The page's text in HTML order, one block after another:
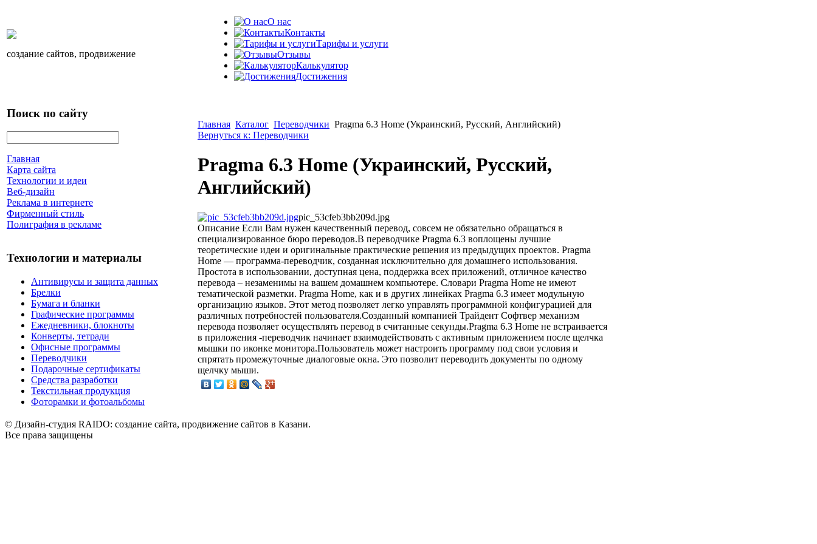
создание сайтов, продвижение
О нас
Контакты
Тарифы и услуги
Отзывы
Калькулятор
Достижения
Поиск по сайту
Главная
Карта сайта
Технологии и идеи
Веб-дизайн
Реклама в интернете
Фирменный стиль
Полиграфия в рекламе
Технологии и материалы
Антивирусы и защита данных
Брелки
Бумага и бланки
Графические программы
Ежедневники, блокноты
Конверты, тетради
Офисные программы
Переводчики
Подарочные сертификаты
Средства разработки
Текстильная продукция
Фоторамки и фотоальбомы
Главная Каталог Переводчики Pragma 6.3 Home (Украинский, Русский, Английский)
Вернуться к: Переводчики
Pragma 6.3 Home (Украинский, Русский,
Английский)
pic_53cfeb3bb209d.jpg
Описание Если Вам нужен качественный перевод, совсем не обязательно обращаться в
специализированное бюро переводов.В переводчике Pragma 6.3 воплощены лучшие
теоретические идеи и оригинальные практические решения из предыдущих проектов. Pragma
Home — программа-переводчик, созданная исключительно для домашнего использования.
Простота в использовании, доступная цена, поддержка всех приложений, отличное качество
перевода – незаменимы на вашем домашнем компьютере. Словари Pragma Home не имеют
тематической разметки. Pragma Home, как и в других линейках Pragma 6.3 имеет модульную
организацию языков. Этот метод позволяет легко управлять программной конфигурацией для
различных потребностей пользователя.Созданный компанией Трайдент Софтвер механизм
перевода позволяет осуществлять перевод в считанные секунды.Pragma 6.3 Home не встраивается
в приложения -переводчик начинает взаимодействовать с активным приложением после щелчка
мышки по иконке монитора.Пользователь может настроить программу под свои условия и
спрятать промежуточные диалоговые окна. Это позволит переводить документы по одному
щелчку мыши.
© Дизайн-студия RAIDO: создание сайта, продвижение сайтов в Казани.
Все права защищены